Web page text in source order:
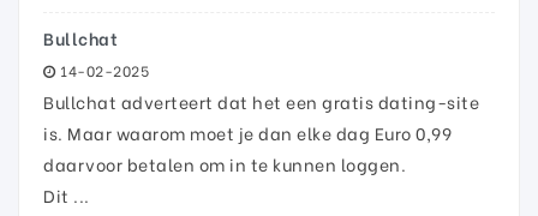
Bullchat
14-02-2025
Bullchat adverteert dat het een gratis dating-site
is. Maar waarom moet je dan elke dag Euro 0,99
daarvoor betalen om in te kunnen loggen.
Dit ...